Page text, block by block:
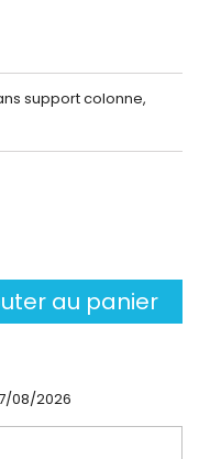
support colonne,
au panier
08/2026